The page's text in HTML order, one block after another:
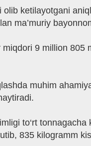
ketilayotgani
ma’muriy
9 million 805
muhim
to‘rt tonnagacha
835 kilogramm